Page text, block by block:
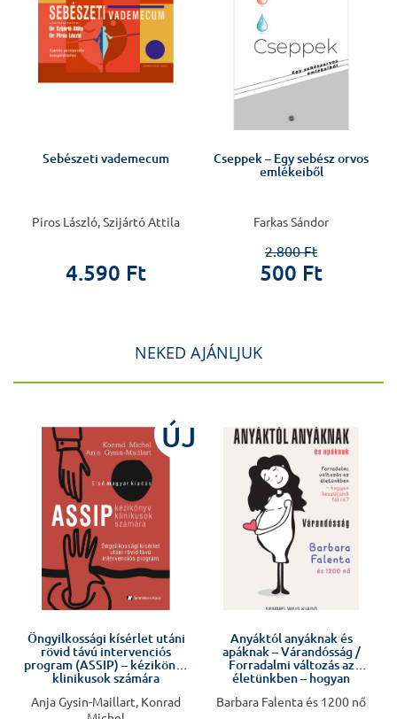
Sebészeti vademecum
Piros László, Szijártó Attila
4.590 Ft
Cseppek – Egy sebész orvos
emlékeiből
Farkas Sándor
2.800 Ft
500 Ft
NEKED AJÁNLJUK
ÚJ
Öngyilkossági kísérlet utáni
rövid távú intervenciós
program (ASSIP) – kézikönyv
klinikusok számára
Anja Gysin-Maillart, Konrad
Anyáktól anyáknak és
apáknak – Várandósság /
Forradalmi változás az
életünkben – hogyan
Barbara Falenta és 1200 nő